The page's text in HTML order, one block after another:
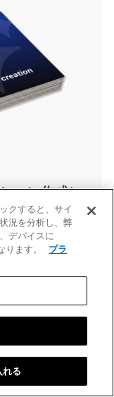
ョン作成に
を対象に、
がどのように
バル調査。
クすると、サイ
況を分析し、弊
デバイスに
ります。
プラ
る